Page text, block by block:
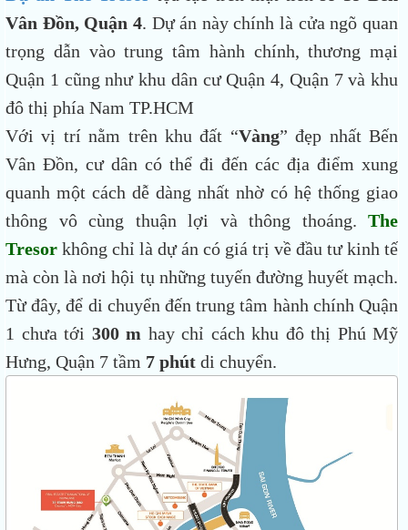
Vân Đồn, Quận 4. Dự án này chính là cửa ngõ quan
trọng dẫn vào trung tâm hành chính, thương mại
Quận 1 cũng như khu dân cư Quận 4, Quận 7 và khu
đô thị phía Nam TP.HCM
Với vị trí nằm trên khu đất “Vàng” đẹp nhất Bến
Vân Đồn, cư dân có thể đi đến các địa điểm xung
quanh một cách dễ dàng nhất nhờ có hệ thống giao
thông vô cùng thuận lợi và thông thoáng. The
Tresor không chỉ là dự án có giá trị về đầu tư kinh tế
mà còn là nơi hội tụ những tuyến đường huyết mạch.
Từ đây, để di chuyển đến trung tâm hành chính Quận
1 chưa tới 300 m hay chỉ cách khu đô thị Phú Mỹ
Hưng, Quận 7 tầm 7 phút di chuyển.